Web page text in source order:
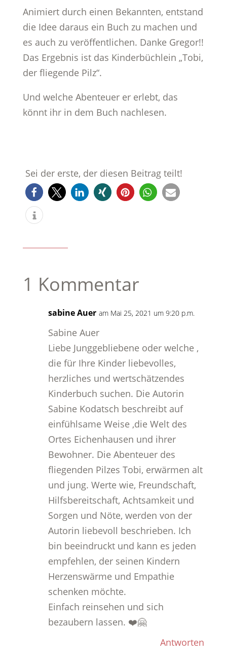
Animiert durch einen Bekannten, entstand
die Idee daraus ein Buch zu machen und
es auch zu veröffentlichen. Danke Gregor!!
Das Ergebnis ist das Kinderbüchlein „Tobi,
der fliegende Pilz“.
Und welche Abenteuer er erlebt, das
könnt ihr in dem Buch nachlesen.
Sei der erste, der diesen Beitrag teilt!
1 Kommentar
sabine Auer am Mai 25, 2021 um 9:20 p.m.
Sabine Auer
Liebe Junggebliebene oder welche ,
die für Ihre Kinder liebevolles,
herzliches und wertschätzendes
Kinderbuch suchen. Die Autorin
Sabine Kodatsch beschreibt auf
einfühlsame Weise ,die Welt des
Ortes Eichenhausen und ihrer
Bewohner. Die Abenteuer des
fliegenden Pilzes Tobi, erwärmen alt
und jung. Werte wie, Freundschaft,
Hilfsbereitschaft, Achtsamkeit und
Sorgen und Nöte, werden von der
Autorin liebevoll beschrieben. Ich
bin beeindruckt und kann es jeden
empfehlen, der seinen Kindern
Herzenswärme und Empathie
schenken möchte.
Einfach reinsehen und sich
bezaubern lassen. ❤️🤗
Antworten